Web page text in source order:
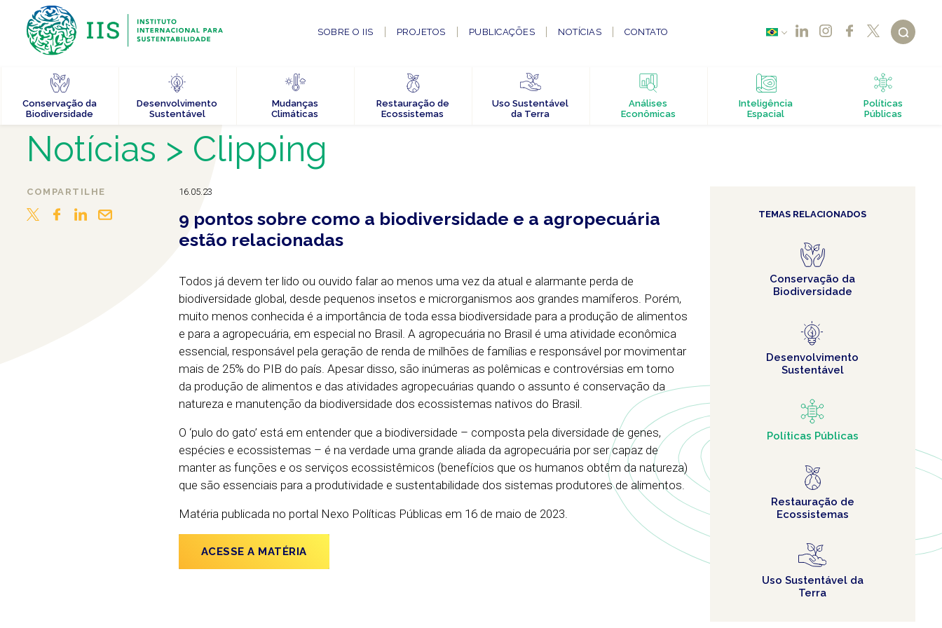
SOBRE O IIS PROJETOS PUBLICAÇÕES NOTÍCIAS CONTATO
Conservação da
Biodiversidade
Desenvolvimento
Sustentável
Mudanças
Climáticas
Restauração de
Ecossistemas
Uso Sustentável
da Terra
Análises
Econômicas
Inteligência
Espacial
Políticas
Públicas
Notícias > Clipping
COMPARTILHE 16.05.23
9 pontos sobre como a biodiversidade e a agropecuária
estão relacionadas
Todos já devem ter lido ou ouvido falar ao menos uma vez da atual e alarmante perda de
biodiversidade global, desde pequenos insetos e microrganismos aos grandes mamíferos. Porém,
muito menos conhecida é a importância de toda essa biodiversidade para a produção de alimentos
e para a agropecuária, em especial no Brasil. A agropecuária no Brasil é uma atividade econômica
essencial, responsável pela geração de renda de milhões de famílias e responsável por movimentar
mais de 25% do PIB do país. Apesar disso, são inúmeras as polêmicas e controvérsias em torno
da produção de alimentos e das atividades agropecuárias quando o assunto é conservação da
natureza e manutenção da biodiversidade dos ecossistemas nativos do Brasil.
O ‘pulo do gato’ está em entender que a biodiversidade – composta pela diversidade de genes,
espécies e ecossistemas – é na verdade uma grande aliada da agropecuária por ser capaz de
manter as funções e os serviços ecossistêmicos (benefícios que os humanos obtêm da natureza)
que são essenciais para a produtividade e sustentabilidade dos sistemas produtores de alimentos.
Matéria publicada no portal Nexo Políticas Públicas em 16 de maio de 2023.
ACESSE A MATÉRIA
TEMAS RELACIONADOS
Conservação da
Biodiversidade
Desenvolvimento
Sustentável
Políticas Públicas
Restauração de
Ecossistemas
Uso Sustentável da
Terra